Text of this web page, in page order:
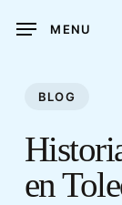
content
MENU
BLOG
en